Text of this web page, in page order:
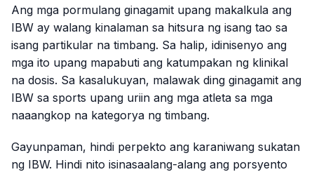
Ang mga pormulang ginagamit upang makalkula ang
IBW ay walang kinalaman sa hitsura ng isang tao sa
isang partikular na timbang. Sa halip, idinisenyo ang
mga ito upang mapabuti ang katumpakan ng klinikal
na dosis. Sa kasalukuyan, malawak ding ginagamit ang
IBW sa sports upang uriin ang mga atleta sa mga
naaangkop na kategorya ng timbang.
Gayunpaman, hindi perpekto ang karaniwang sukatan
ng IBW. Hindi nito isinasaalang-alang ang porsyento